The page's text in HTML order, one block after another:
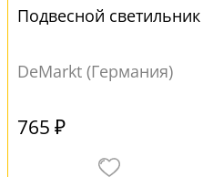
Подвесной
DeMarkt (Германия)
765 ₽